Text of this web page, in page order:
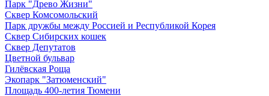
Парк "Древо Жизни"
Сквер Комсомольский
Парк дружбы между Россией и Республикой Корея
Сквер Сибирских кошек
Сквер Депутатов
Цветной бульвар
Гилёвская Роща
Экопарк "Затюменский"
Площадь 400-летия Тюмени